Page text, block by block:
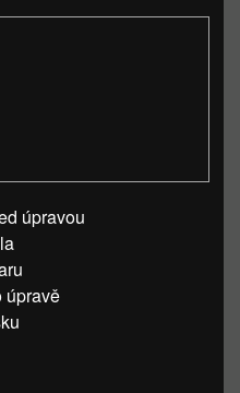
úpravou
úpravě